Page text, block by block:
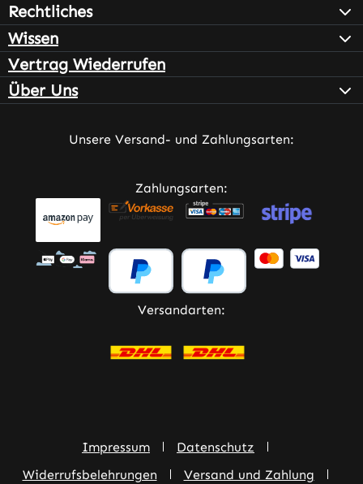
Rechtliches
Wissen
Vertrag Wiederrufen
Über Uns
Unsere Versand- und Zahlungsarten:
Zahlungsarten:
Versandarten:
Impressum
Datenschutz
Widerrufsbelehrungen
Versand und Zahlung